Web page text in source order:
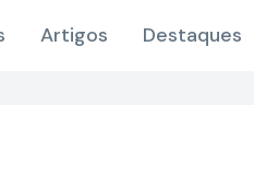
Artigos Destaques